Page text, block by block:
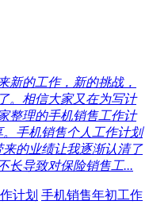
新的工作，新的挑战，
。相信大家又在为写计
整理的手机销售工作计
手机销售个人工作计划
的业绩让我逐渐认清了
长导致对保险销售工...
计划 手机销售年初工作